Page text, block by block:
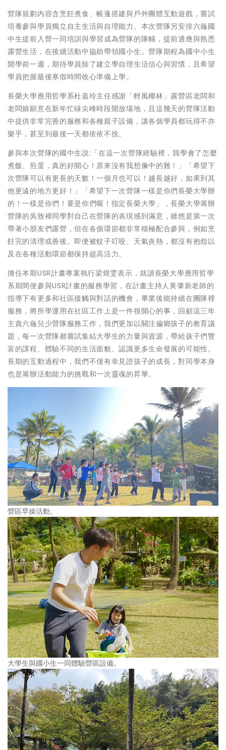
營隊規劃內容含烹飪煮食、帳蓬搭建與戶外團體互動遊戲，嘗試
培養參與學員獨立自主生活與自理能力。本次營隊另安排六龜國
中生提前入營一同培訓與學習成為營隊的隊輔，提前適應與熟悉
露營生活，在後續活動中協助帶領國小生。營隊期程為國中小生
開學前一週，期待學員除了建立學自理生活信心與習慣，且希望
學員把握最後寒假時間收心準備上學。
長榮大學應用哲學系杜嘉玲主任感謝「輕風椰林」露營區老闆和
老闆娘願意在新年忙碌尖峰時段開放場地，且這幾天的營隊活動
中提供非常完善的服務和各種親子設備，讓各個學員都玩得不亦
樂乎，甚至到最後一天都依依不捨。
參與本次營隊的國中生說:「在這一次營隊經驗裡，我學會了怎麼
煮飯、煎蛋，真的好開心！原來沒有我想像中的難！」「希望下
次營隊可以有更長的天數！一個月也可以！越長越好，如果到其
他更遠的地方更好！」「希望下一次營隊一樣是你們長榮大學辦
的！一樣是你們！要是你們喔！指定長榮大學」，長榮大學籌辦
營隊的吳致褘同學對自己在營隊的表現感到滿意，雖然是第一次
帶著小朋友們露營，但在各個環節都非常積極配合參與，例如烹
飪完的清理或善後。即便被蚊子叮咬、天氣炎熱，都沒有抱怨以
及在各種活動環節都保持超高活力。
擔任本期USR計畫專案執行梁煜雯表示，就讀長榮大學應用哲學
系期間便參與USR計畫的服務學習，在計畫主持人黃肇新老師的
指導下有更多和社區接觸與對話的機會，畢業後能持續在團隊裡
服務，將所學運用在社區工作上是一件很開心的事，回顧這三年
主責六龜兒少營隊服務工作，我們更加以關注偏鄉孩子的教育議
題，每一次營隊都嘗試集結大學生的力量與資源，帶給孩子們豐
富的課程、體驗不同的生活面貌、認識更多生命發展的可能性。
長期的互動過程中，我們不僅有幸見證孩子的成長，對同學本身
也是籌辦活動能力的挑戰和一次靈魂的昇華。
營區早操活動。
大學生與國小生一同體驗營區設備。